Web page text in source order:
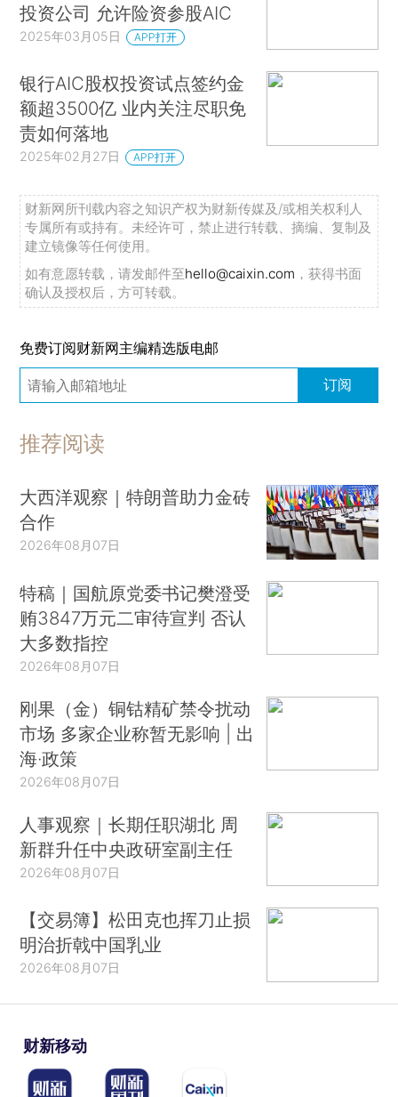
投资公司 允许险资参股AIC
2025年03月05日 APP打开
银行AIC股权投资试点签约金
额超3500亿 业内关注尽职免
责如何落地
2025年02月27日 APP打开
财新网所刊载内容之知识产权为财新传媒及/或相关权利人
专属所有或持有。未经许可，禁止进行转载、摘编、复制及
建立镜像等任何使用。
如有意愿转载，请发邮件至hello@caixin.com ，获得书面
确认及授权后，方可转载。
免费订阅财新网主编精选版电邮
订阅
推荐阅读
大西洋观察｜特朗普助力金砖
合作
2026年08月07日
特稿｜国航原党委书记樊澄受
贿3847万元二审待宣判 否认
大多数指控
2026年08月07日
刚果（金）铜钴精矿禁令扰动
市场 多家企业称暂无影响 | 出
海·政策
2026年08月07日
人事观察｜长期任职湖北 周
新群升任中央政研室副主任
2026年08月07日
【交易簿】松田克也挥刀止损
明治折戟中国乳业
2026年08月07日
财新移动